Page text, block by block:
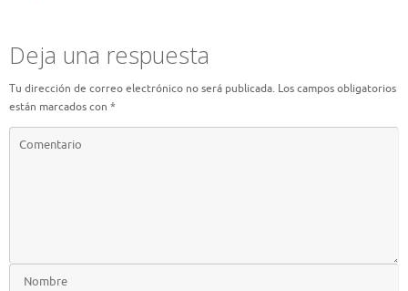
Deja una respuesta
Tu dirección de correo electrónico no será publicada. Los campos obligatorios
están marcados con *